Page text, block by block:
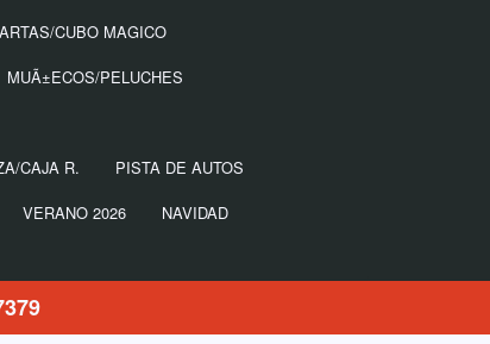
CUBO MAGICO
MUÃ±ECOS/PELUCHES
CAJA R.
PISTA DE AUTOS
VERANO 2026
NAVIDAD